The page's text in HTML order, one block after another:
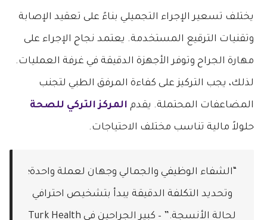
يختلف تسعير الإجراء التجميلي بناءً على تعقيد الإصابة
وتقنيات الترقيع المستخدمة. يعتمد نجاح الإجراء على
مهارة الجراح وتوفر الأجهزة الدقيقة في غرفة العمليات.
لذلك، يجب التركيز على كفاءة المرفق الطبي لتجنب
المضاعفات المحتملة. يقدم المركز التركي للصحة
حلولاً مالية تناسب مختلف الاحتياجات.
“الشفاء الوظيفي والجمالي وجهان لعملة واحدة؛
وتحديد التكلفة الدقيقة يبدأ بتشخيص احترافي
لحالة الأنسجة.” – كبير الجراحين في Turk Health